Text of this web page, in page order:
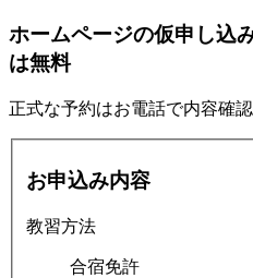
ホームページの仮申し込
は無料
正式な予約はお電話で内容確認
お申込み内容
教習方法
合宿免許